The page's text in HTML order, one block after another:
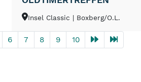
Insel Classic | Boxberg/O.L.
6 7 8 9 10